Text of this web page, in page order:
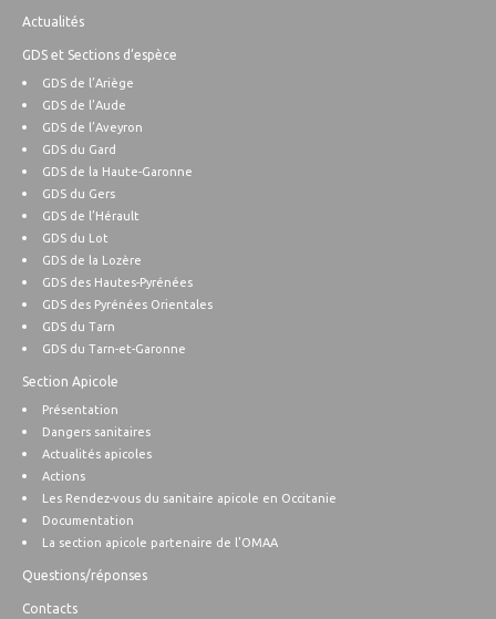
Actualités
GDS et Sections d’espèce
GDS de l’Ariège
GDS de l’Aude
GDS de l’Aveyron
GDS du Gard
GDS de la Haute-Garonne
GDS du Gers
GDS de l’Hérault
GDS du Lot
GDS de la Lozère
GDS des Hautes-Pyrénées
GDS des Pyrénées Orientales
GDS du Tarn
GDS du Tarn-et-Garonne
Section Apicole
Présentation
Dangers sanitaires
Actualités apicoles
Actions
Les Rendez-vous du sanitaire apicole en Occitanie
Documentation
La section apicole partenaire de l’OMAA
Questions/réponses
Contacts